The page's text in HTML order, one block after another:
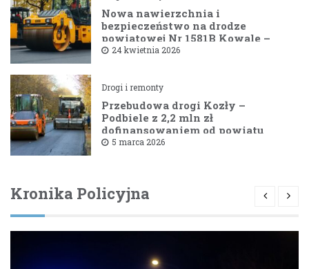
Nowa nawierzchnia i
bezpieczeństwo na drodze
powiatowej Nr 1581B Kowale –
Filipy
24 kwietnia 2026
Drogi i remonty
Przebudowa drogi Kozły –
Podbiele z 2,2 mln zł
dofinansowaniem od powiatu
bielskiego
5 marca 2026
Kronika Policyjna